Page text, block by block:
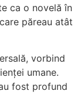
ca o novelă în
păreau atât
vorbind
umane.
fost profund